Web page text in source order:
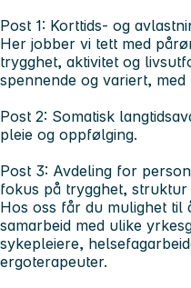
Post 1: Korttids- og
Her jobber vi tett med
trygghet, aktivitet og
spennende og variert,
Post 2: Somatisk
pleie og oppfølging.
Post 3: Avdeling for
fokus på trygghet,
Hos oss får du mulighet til
samarbeid med ulike
sykepleiere,
ergoterapeuter.